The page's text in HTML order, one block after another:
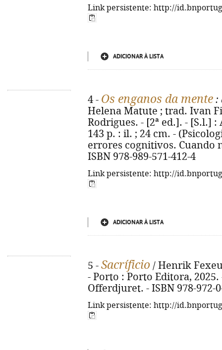
Link persistente: http://
ADICIONAR À LISTA
4 - Os enganos da mente :
Helena Matute ; trad. Ivan
Rodrigues. - [2ª ed.]. - [S.l.]
143 p. : il. ; 24 cm. -
errores cognitivos. Cuando
ISBN 978-989-571-412-4
Link persistente: http://
ADICIONAR À LISTA
5 - Sacríficio / Henrik
- Porto : Porto Editora,
Offerdjuret. - ISBN 978-972-
Link persistente: http://